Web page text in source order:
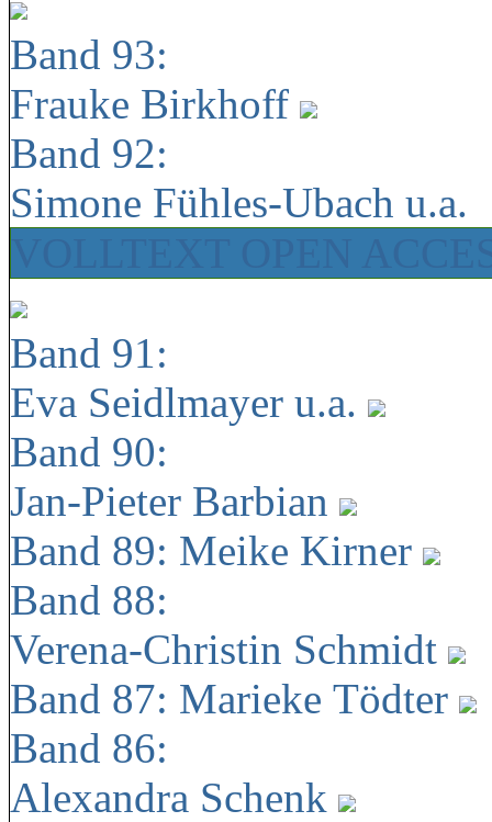
Band 93:
Frauke Birkhoff
Band 92:
Simone Fühles-Ubach u.a.
Band 91:
Eva Seidlmayer u.a.
Band 90:
Jan-Pieter Barbian
Band 89: Meike Kirner
Band 88:
Verena-Christin Schmidt
Band 87: Marieke Tödter
Band 86:
Alexandra Schenk